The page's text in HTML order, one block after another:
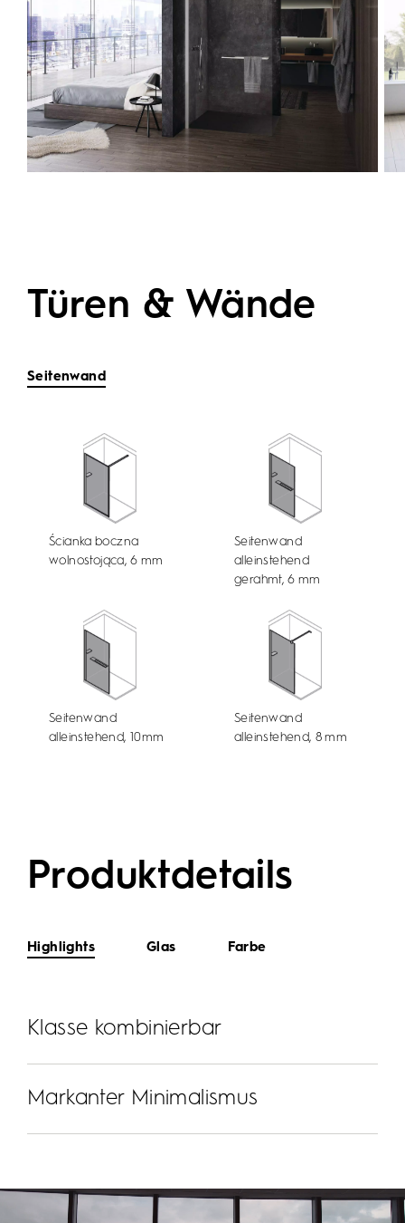
Türen & Wände
Seitenwand
Ścianka boczna
wolnostojąca, 6 mm
Seitenwand
alleinstehend
gerahmt, 6 mm
Seitenwand
alleinstehend, 10mm
Seitenwand
alleinstehend, 8 mm
Produktdetails
Highlights Glas Farbe
Klasse kombinierbar
Markanter Minimalismus